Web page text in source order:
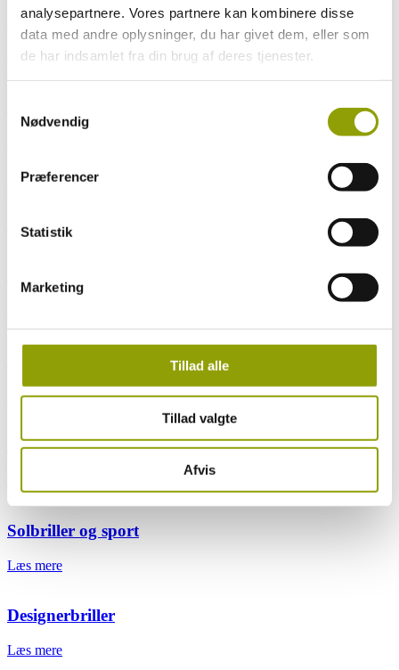
analysepartnere. Vores partnere kan kombinere disse
data med andre oplysninger, du har givet dem, eller som
de har indsamlet fra din brug af deres tjenester.
Nødvendig
Præferencer
Statistik
Marketing
Tillad alle
Tillad valgte
Afvis
Synstræning
Læs mere
Læs mere
Læs mere
Briller til job
Solbriller og sport
Læs mere
Designerbriller
Læs mere